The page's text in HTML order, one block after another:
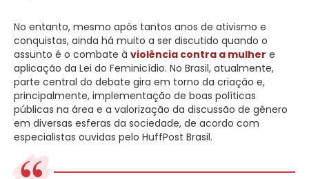
No entanto, mesmo após tantos anos de ativismo e
conquistas, ainda há muito a ser discutido quando o
assunto é o combate à violência contra a mulher e
aplicação da Lei do Feminicídio. No Brasil, atualmente,
parte central do debate gira em torno da criação e,
principalmente, implementação de boas políticas
públicas na área e a valorização da discussão de gênero
em diversas esferas da sociedade, de acordo com
especialistas ouvidas pelo HuffPost Brasil.